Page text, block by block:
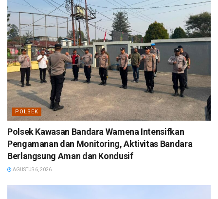
POLSEK
Polsek Kawasan Bandara Wamena Intensifkan
Pengamanan dan Monitoring, Aktivitas Bandara
Berlangsung Aman dan Kondusif
AGUSTUS 6, 2026